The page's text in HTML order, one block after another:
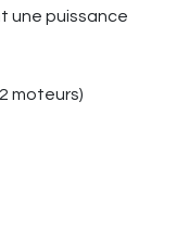
une puissance
moteurs)